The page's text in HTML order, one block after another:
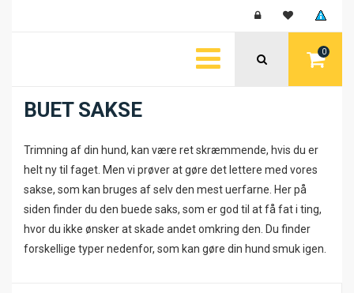
0
BUET SAKSE
Trimning af din hund, kan være ret skræmmende, hvis du er
helt ny til faget. Men vi prøver at gøre det lettere med vores
sakse, som kan bruges af selv den mest uerfarne. Her på
siden finder du den buede saks, som er god til at få fat i ting,
hvor du ikke ønsker at skade andet omkring den. Du finder
forskellige typer nedenfor, som kan gøre din hund smuk igen.